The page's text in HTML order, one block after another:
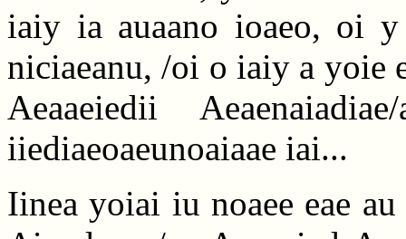
iaiy ia auaano ioaeo, oi
niciaeanu, /oi o iaiy a yoie
Aeaaeiedii
iiediaeoaeunoaiaae iai...
Iinea yoiai iu noaee eae